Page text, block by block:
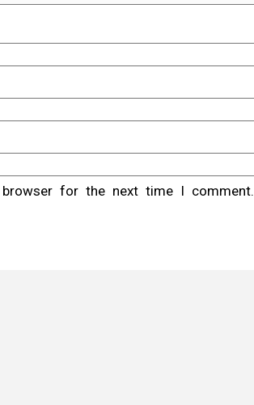
for the next time I comment.